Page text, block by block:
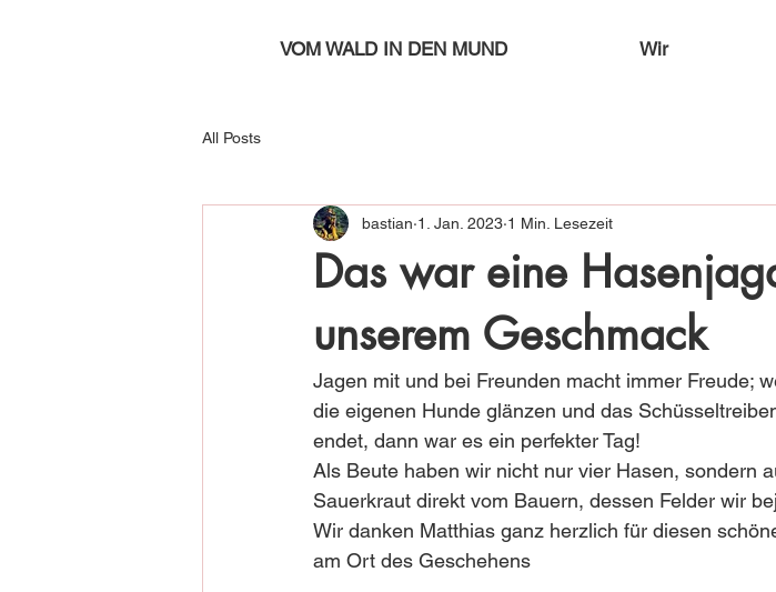
VOM WALD IN DEN MUND Wir
All Posts
Das war eine
unserem Geschmack
bastian 1. Jan. 2023 1 Min. Lesezeit
Jagen mit und bei Freunden macht immer Freude;
die eigenen Hunde glänzen und das
endet, dann war es ein perfekter Tag!
Als Beute haben wir nicht nur vier Hasen, sondern
Sauerkraut direkt vom Bauern, dessen Felder wir
Wir danken Matthias ganz herzlich für diesen
am Ort des Geschehens